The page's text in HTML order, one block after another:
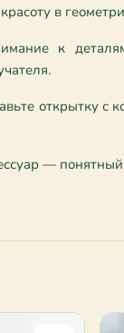
в
к
открытку с
—